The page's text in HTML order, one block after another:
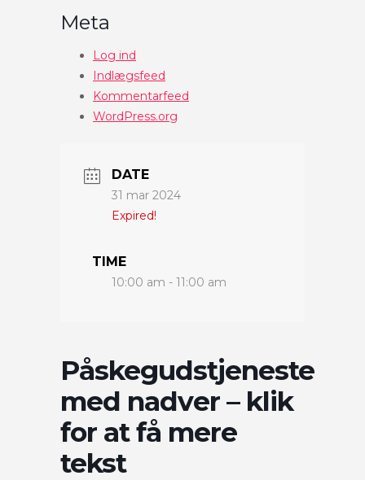
Meta
Log ind
Indlægsfeed
Kommentarfeed
WordPress.org
DATE
31 mar 2024
Expired!
TIME
10:00 am - 11:00 am
Påskegudstjeneste
med nadver – klik
for at få mere
tekst